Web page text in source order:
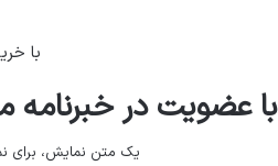
با
با عضویت در خبرنامه
یک متن نمایش،